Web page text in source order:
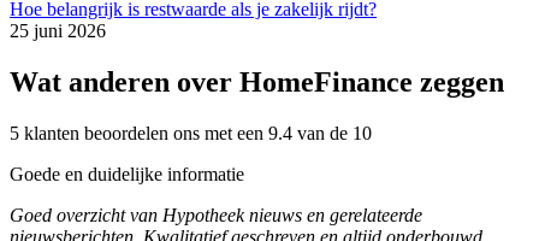
Hoe belangrijk is restwaarde als je zakelijk rijdt?
25 juni 2026
Wat anderen over HomeFinance zeggen
5 klanten beoordelen ons met een 9.4 van de 10
Goede en duidelijke informatie
Goed overzicht van Hypotheek nieuws en gerelateerde
nieuwsberichten. Kwalitatief geschreven en altijd onderbouwd.